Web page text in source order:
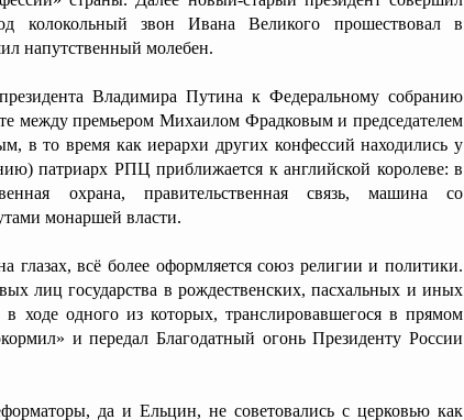
колокольный звон Ивана Великого прошествовал в
напутственный молебен.
Владимира Путина к Федеральному собранию
между премьером Михаилом Фрадковым и председателем
в то время как иерархи других конфессий находились у
патриарх РПЦ приближается к английской королеве: в
охрана, правительственная связь, машина со
монаршей власти.
всё более оформляется союз религии и политики.
лиц государства в рождественских, пасхальных и иных
ходе одного из которых, транслировавшегося в прямом
и передал Благодатный огонь Президенту России
да и Ельцин, не советовались с церковью как